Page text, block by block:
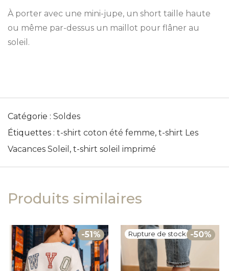
À porter avec une mini-jupe, un short taille haute
ou même par-dessus un maillot pour flâner au
soleil.
Catégorie : Soldes
Étiquettes : t-shirt coton été femme, t-shirt Les
Vacances Soleil , t-shirt soleil imprimé
Produits similaires
-51% -50%